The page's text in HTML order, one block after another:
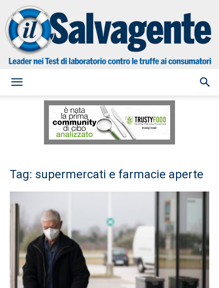
Salvagente
Tag: supermercati e farmacie aperte